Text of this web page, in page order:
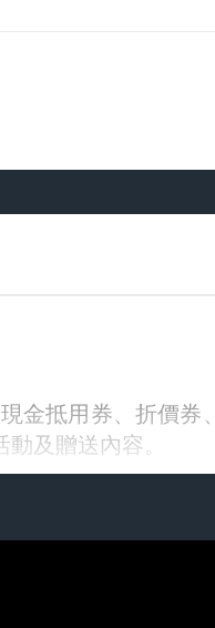
金抵用券、折價券
及贈送內容。